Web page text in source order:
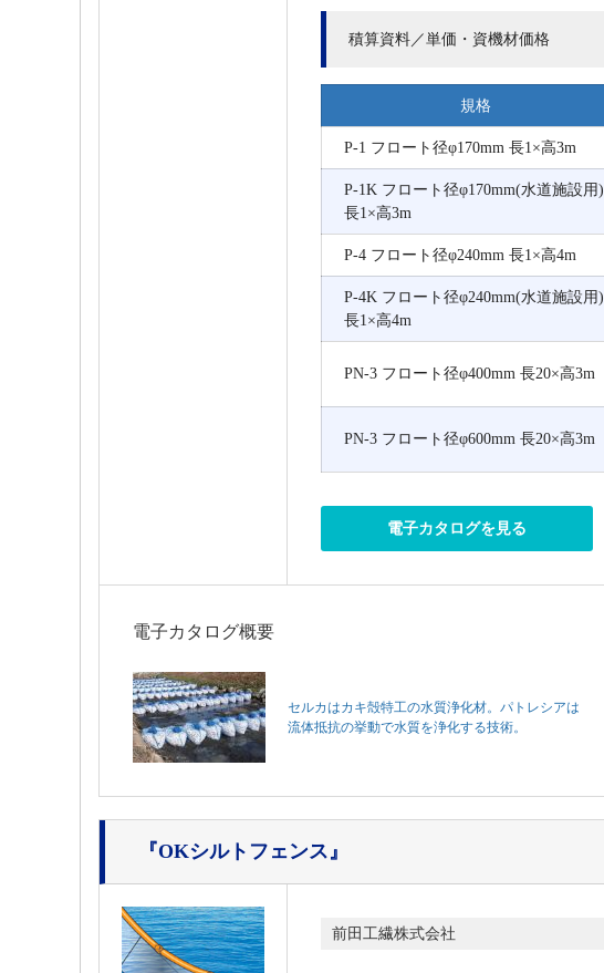
積算資料／単価・資機材価格
規格
P-1 フロート径φ170mm 長1×高3m
P-1K フロート径φ170mm(水道施設用)
長1×高3m
P-4 フロート径φ240mm 長1×高4m
P-4K フロート径φ240mm(水道施設用)
長1×高4m
PN-3 フロート径φ400mm 長20×高3m
PN-3 フロート径φ600mm 長20×高3m
電子カタログを見る
電子カタログ概要
セルカはカキ殻特工の水質浄化材。パトレシアは
流体抵抗の挙動で水質を浄化する技術。
『OKシルトフェンス』
前田工繊株式会社